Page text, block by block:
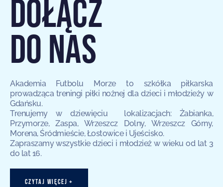
DOŁĄCZ
DO NAS
Akademia Futbolu Morze to szkółka piłkarska
prowadząca treningi piłki nożnej dla dzieci i młodzieży w
Gdańsku.
Trenujemy w dziewięciu lokalizacjach: Żabianka,
Przymorze, Zaspa, Wrzeszcz Dolny, Wrzeszcz Górny,
Morena, Śródmieście, Łostowice i Ujeścisko.
Zapraszamy wszystkie dzieci i młodzież w wieku od lat 3
do lat 16.
CZYTAJ WIĘCEJ +